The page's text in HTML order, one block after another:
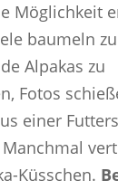
Möglichkeit
baumeln
Alpakas zu
Fotos
einer
Küsschen.